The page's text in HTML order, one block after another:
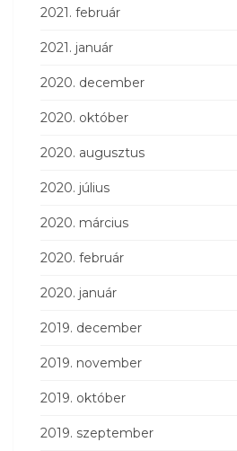
2021. február
2021. január
2020. december
2020. október
2020. augusztus
2020. július
2020. március
2020. február
2020. január
2019. december
2019. november
2019. október
2019. szeptember